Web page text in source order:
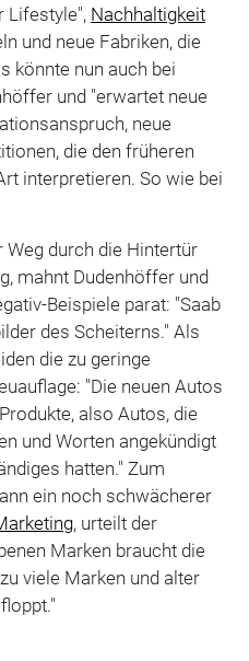
Lifestyle", Nachhaltigkeit
und neue Fabriken, die
könnte nun auch bei
und "erwartet neue
neue
die den früheren
interpretieren. So wie bei
durch die Hintertür
mahnt Dudenhöffer und
Beispiele parat: "Saab
des Scheiterns." Als
die zu geringe
"Die neuen Autos
also Autos, die
und Worten angekündigt
hatten." Zum
ein noch schwächerer
, urteilt der
Marken braucht die
viele Marken und alter